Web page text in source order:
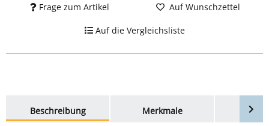
Frage zum Artikel Auf Wunschzettel
Auf die Vergleichsliste
Beschreibung
Merkmale